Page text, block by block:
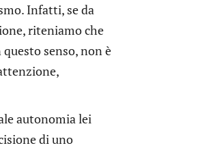
Infatti, se da
riteniamo che
senso, non è
autonomia lei
di uno